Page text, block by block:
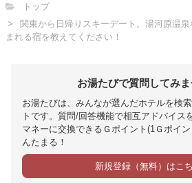
トップ
関東から日帰りスキーデート。湯河原温
まれる宿を教えてください！
お湯たびで質問してみま
お湯たびは、みんなが選んだホテルを検
トです。質問/回答機能で相互アドバイス
マネーに交換できるＧポイント(1Ｇポイ
んたまる！
新規登録（無料）はこ